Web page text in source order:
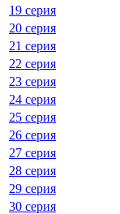
19 серия
20 серия
21 серия
22 серия
23 серия
24 серия
25 серия
26 серия
27 серия
28 серия
29 серия
30 серия